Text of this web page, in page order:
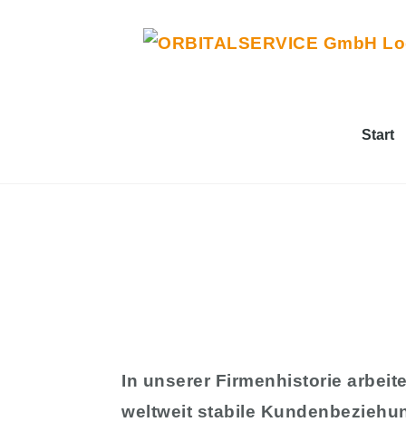
Start
In unserer Firmenhistorie
weltweit stabile